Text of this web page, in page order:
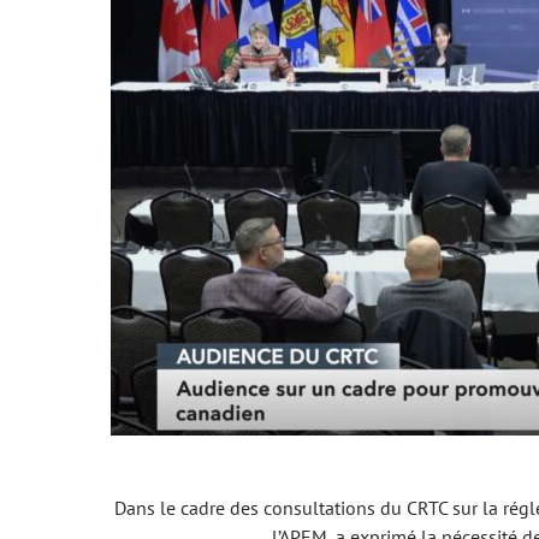
Dans le cadre des consultations du CRTC sur la